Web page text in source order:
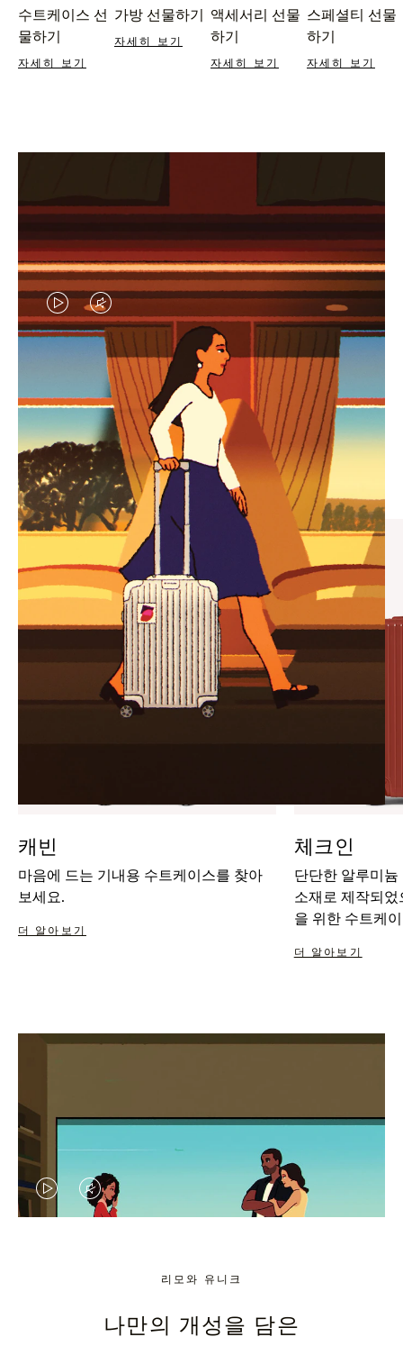
수트케이스 선
물하기
자세히 보기
가방 선물하기
자세히 보기
액세서리 선물
하기
자세히 보기
스페셜티 선물
하기
자세히 보기
VIDEO
IS
PLAYED,
PLEASE
PRESS
TO
PAUSE
IT
VIDEO
IS
MUTED,
PLEASE
PRESS
TO
UNMUTE
IT
엄선된 기프트 셀렉션
모든 여정의 완벽한 동반자 찾
기
캐빈
마음에 드는 기내용 수트케이스를 찾아
보세요.
더 알아보기
체크인
단단한 알루미
소재로 제작되
을 위한 수트케
더 알아보기
VIDEO
PRESS
VIDEO
MUTED,
PRESS
리모와 유니크
나만의 개성을 담은